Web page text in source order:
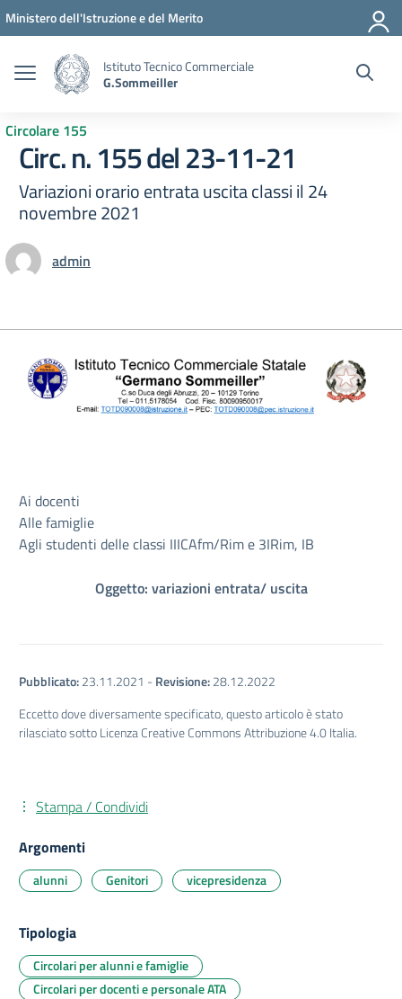
Vai ai contenuti
Vai al menu di navigazione
Vai al footer
Ministero dell'Istruzione e del Merito
Istituto Tecnico Commerciale
G.Sommeiller
Circolare 155
Circ. n. 155 del 23-11-21
Variazioni orario entrata uscita classi il 24
novembre 2021
admin
Ai docenti
Alle famiglie
Agli studenti delle classi IIICAfm/Rim e 3IRim, IB
Oggetto: variazioni entrata/ uscita
Pubblicato:23.11.2021 -Revisione:28.12.2022
Eccetto dove diversamente specificato, questo articolo è stato
rilasciato sotto Licenza Creative Commons Attribuzione 4.0 Italia.
Stampa / Condividi
Argomenti
alunni Genitori vicepresidenza
Tipologia
Circolari per alunni e famiglie
Circolari per docenti e personale ATA